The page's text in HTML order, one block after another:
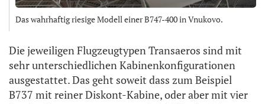
Das wahrhaftig riesige Modell einer B747-400 in Vnukovo.
Die jeweiligen Flugzeugtypen Transaeros sind mit
sehr unterschiedlichen Kabinenkonfigurationen
ausgestattet. Das geht soweit dass zum Beispiel
B737 mit reiner Diskont-Kabine, oder aber mit vier